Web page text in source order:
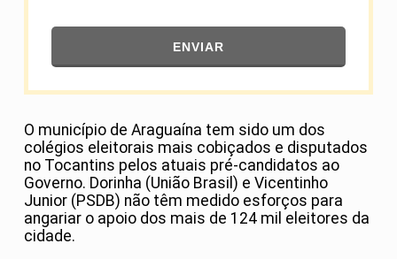
ENVIAR
O município de Araguaína tem sido um dos
colégios eleitorais mais cobiçados e disputados
no Tocantins pelos atuais pré-candidatos ao
Governo. Dorinha (União Brasil) e Vicentinho
Junior (PSDB) não têm medido esforços para
angariar o apoio dos mais de 124 mil eleitores da
cidade.